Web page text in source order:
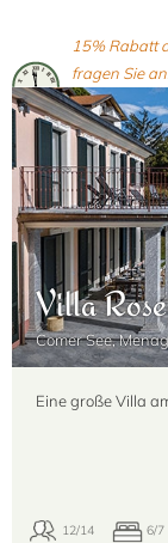
15% Rabatt
fragen Sie
Villa
Comer See,
Eine große Villa